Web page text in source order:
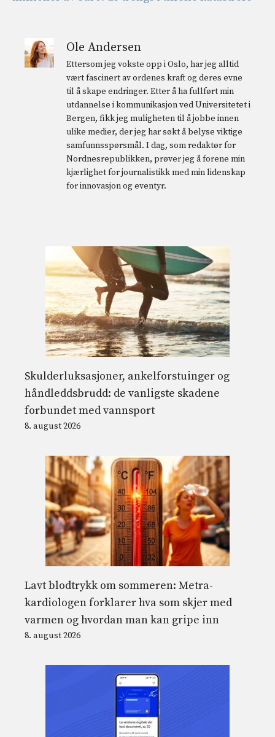
Ole Andersen
Ettersom jeg vokste opp i Oslo, har jeg alltid
vært fascinert av ordenes kraft og deres evne
til å skape endringer. Etter å ha fullført min
utdannelse i kommunikasjon ved Universitetet i
Bergen, fikk jeg muligheten til å jobbe innen
ulike medier, der jeg har søkt å belyse viktige
samfunnsspørsmål. I dag, som redaktør for
Nordnesrepublikken, prøver jeg å forene min
kjærlighet for journalistikk med min lidenskap
for innovasjon og eventyr.
Skulderluksasjoner, ankelforstuinger og
håndleddsbrudd: de vanligste skadene
forbundet med vannsport
8. august 2026
Lavt blodtrykk om sommeren: Metra-
kardiologen forklarer hva som skjer med
varmen og hvordan man kan gripe inn
8. august 2026